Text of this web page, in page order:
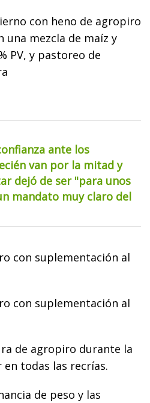
con heno de agropiro
una mezcla de maíz y
PV, y pastoreo de
ante los
van por la mitad y
dejó de ser "para unos
mandato muy claro del
con suplementación al
con suplementación al
de agropiro durante la
todas las recrías.
de peso y las